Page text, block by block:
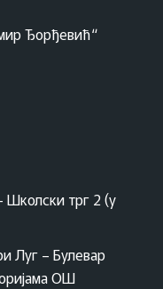
Ђорђевић“
трг 2 (у
Луг – Булевар
ОШ